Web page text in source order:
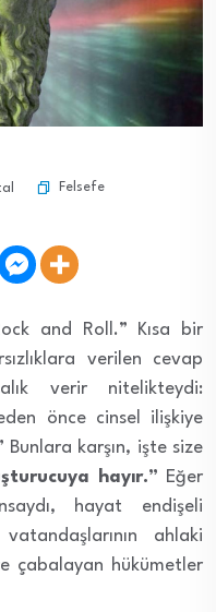
Felsefe
and Roll.” Kısa bir
verilen cevap
verir nitelikteydi:
önce cinsel ilişkiye
karşın, işte size
hayır.” Eğer
hayat endişeli
ahlaki
çabalayan hükümetler